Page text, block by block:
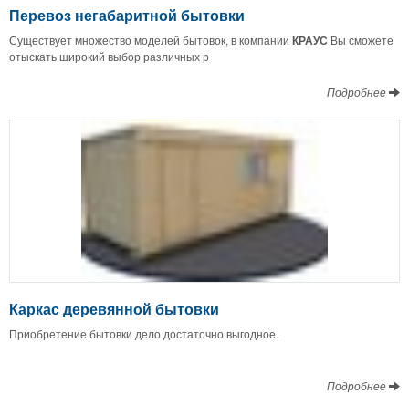
Перевоз негабаритной бытовки
Существует множество моделей бытовок, в компании КРАУС Вы сможете
отыскать широкий выбор различных р
Подробнее
Каркас деревянной бытовки
Приобретение бытовки дело достаточно выгодное.
Подробнее